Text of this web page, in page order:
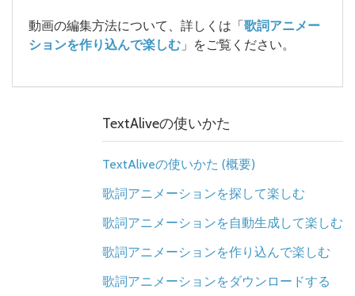
動画の編集方法について、詳しくは「 歌詞アニメー
ションを作り込んで楽しむ 」をご覧ください。
TextAliveの使いかた
TextAliveの使いかた (概要)
歌詞アニメーションを探して楽しむ
歌詞アニメーションを自動生成して楽しむ
歌詞アニメーションを作り込んで楽しむ
歌詞アニメーションをダウンロードする